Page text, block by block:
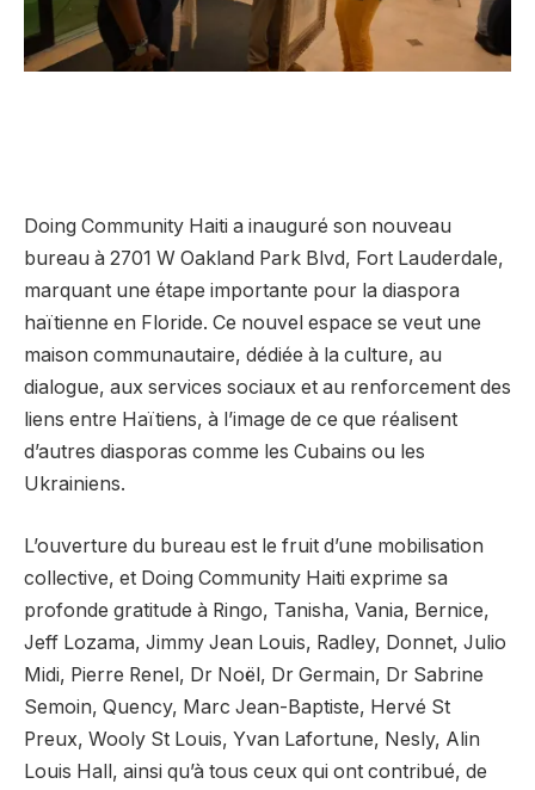
Doing Community Haiti a inauguré son nouveau
bureau à 2701 W Oakland Park Blvd, Fort Lauderdale,
marquant une étape importante pour la diaspora
haïtienne en Floride. Ce nouvel espace se veut une
maison communautaire, dédiée à la culture, au
dialogue, aux services sociaux et au renforcement des
liens entre Haïtiens, à l’image de ce que réalisent
d’autres diasporas comme les Cubains ou les
Ukrainiens.
L’ouverture du bureau est le fruit d’une mobilisation
collective, et Doing Community Haiti exprime sa
profonde gratitude à Ringo, Tanisha, Vania, Bernice,
Jeff Lozama, Jimmy Jean Louis, Radley, Donnet, Julio
Midi, Pierre Renel, Dr Noël, Dr Germain, Dr Sabrine
Semoin, Quency, Marc Jean-Baptiste, Hervé St
Preux, Wooly St Louis, Yvan Lafortune, Nesly, Alin
Louis Hall, ainsi qu’à tous ceux qui ont contribué, de